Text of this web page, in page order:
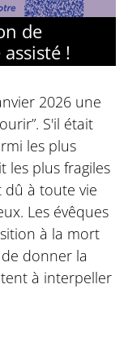
de
!
2026 une
S'il était
les plus
les plus fragiles
dû à toute vie
Les évêques
à la mort
donner la
à interpeller